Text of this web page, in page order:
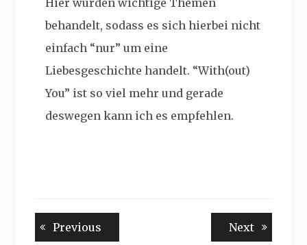
Hier wurden wichtige Themen
behandelt, sodass es sich hierbei nicht
einfach “nur” um eine
Liebesgeschichte handelt. “With(out)
You” ist so viel mehr und gerade
deswegen kann ich es empfehlen.
Beitragsnavigation
Previous NextNext